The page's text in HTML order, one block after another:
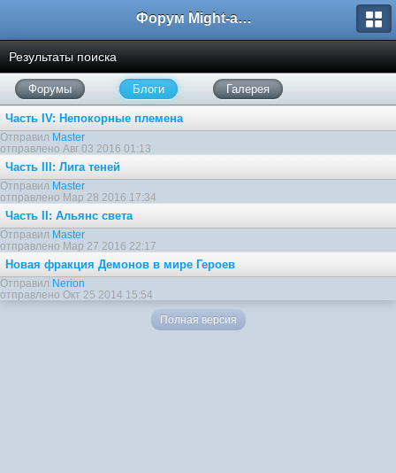
Форум Might-and-Magic.ru
Результаты поиска
Форумы Блоги Галерея
Часть IV: Непокорные племена
Отправил Master
отправлено Авг 03 2016 01:13
Часть III: Лига теней
Отправил Master
отправлено Мар 28 2016 17:34
Часть II: Альянс света
Отправил Master
отправлено Мар 27 2016 22:17
Новая фракция Демонов в мире Героев
Отправил Nerion
отправлено Окт 25 2014 15:54
Полная версия